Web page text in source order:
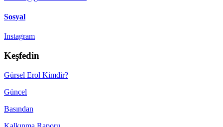
Sosyal
Instagram
Keşfedin
Gürsel Erol Kimdir?
Güncel
Basından